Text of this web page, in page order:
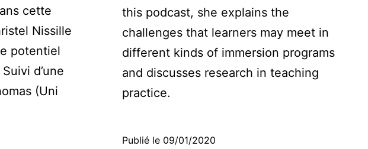
cette
Nissille
potentiel
d’une
(Uni
this podcast, she explains the
challenges that learners may meet in
different kinds of immersion programs
and discusses research in teaching
practice.
Publié le 09/01/2020